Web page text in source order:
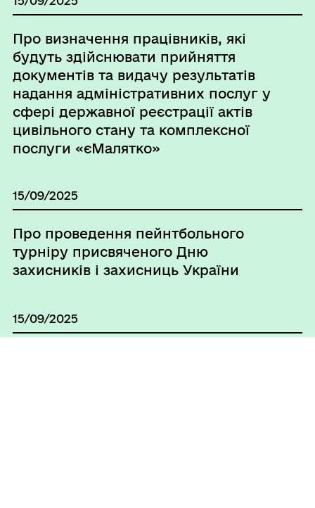
Про визначення працівників, які
будуть здійснювати прийняття
документів та видачу результатів
надання адміністративних послуг у
сфері державної реєстрації актів
цивільного стану та комплексної
послуги «єМалятко»
15/09/2025
Про проведення пейнтбольного
турніру присвяченого Дню
захисників і захисниць України
15/09/2025